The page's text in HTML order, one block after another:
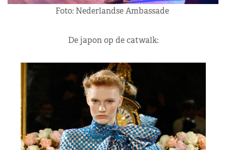
Foto: Nederlandse Ambassade
De japon op de catwalk: